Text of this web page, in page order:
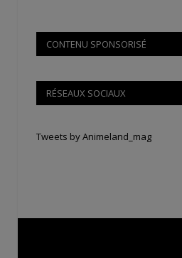
CONTENU SPONSORISÉ
RÉSEAUX SOCIAUX
Tweets by Animeland_mag